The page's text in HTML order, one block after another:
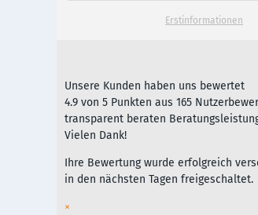
Erstinformationen
Unsere Kunden haben uns bewertet
4.9 von 5 Punkten aus 165
transparent beraten
Vielen Dank!
Ihre Bewertung wurde erfolgreich
in den nächsten Tagen freigeschaltet.
×